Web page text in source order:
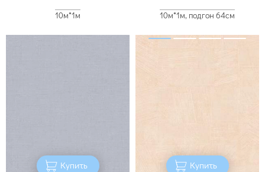
10м*1м
Купить
10м*1м, подгон 64см
Купить